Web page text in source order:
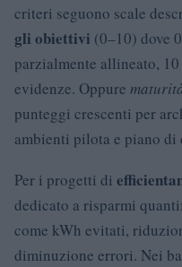
criteri seguono scale
gli obiettivi (0–10) dove
parzialmente allineato,
evidenze. Oppure
punteggi crescenti per
ambienti pilota e piano di
Per i progetti di
dedicato a risparmi
come kWh evitati,
diminuzione errori. Nei